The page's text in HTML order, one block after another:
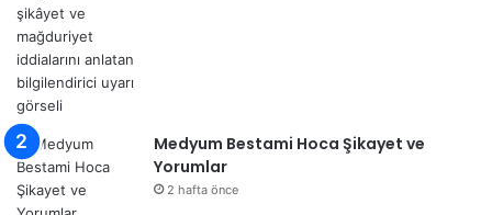
Medyum Bestami Hoca Şikayet ve
Yorumlar
2 hafta önce